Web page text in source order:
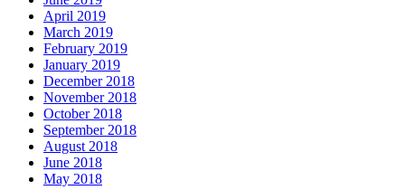
April 2019
March 2019
February 2019
January 2019
December 2018
November 2018
October 2018
September 2018
August 2018
June 2018
May 2018